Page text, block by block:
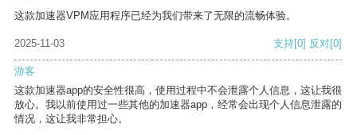
这款加速器VPM应用程序已经为我们带来了无限的流畅体验。
2025-11-03 支持[0] 反对[0]
游客
这款加速器app的安全性很高，使用过程中不会泄露个人信息，这让我很
放心。我以前使用过一些其他的加速器app，经常会出现个人信息泄露的
情况，这让我非常担心。